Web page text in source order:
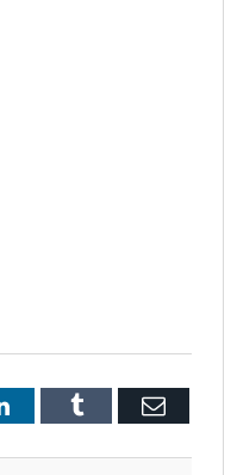
LinkedInTumblrEmail